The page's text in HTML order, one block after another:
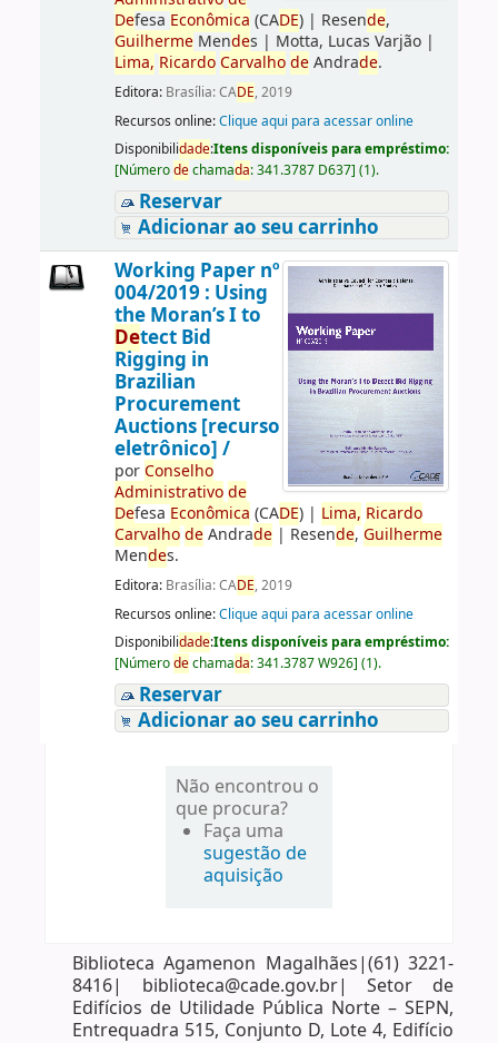
Defesa Econômica (CADE)| Resende,
GuilhermeMendes | Motta, Lucas Varjão|
Lima, Ricardo Carvalho deAndrade.
Editora: Brasília: CADE, 2019
Recursos online:Clique aqui para acessar online
Disponibilidade:Itens disponíveis para empréstimo:
[Númerodechamada:341.3787 D637] (1).
Reservar
Adicionar ao seu carrinho
Working Paper nº
004/2019 : Using
the Moran’s I to
Detect Bid
Rigging in
Brazilian
Procurement
Auctions [recurso
eletrônico] /
porConselho
Administrativo de
Defesa Econômica (CADE)| Lima, Ricardo
Carvalho deAndrade| Resende, Guilherme
Mendes.
Editora: Brasília: CADE, 2019
Recursos online:Clique aqui para acessar online
Disponibilidade:Itens disponíveis para empréstimo:
[Númerodechamada:341.3787 W926] (1).
Reservar
Adicionar ao seu carrinho
Não encontrou o
que procura?
Faça uma
sugestão de
aquisição
Biblioteca Agamenon Magalhães|(61) 3221-
8416| biblioteca@cade.gov.br| Setor de
Edifícios de Utilidade Pública Norte – SEPN,
Entrequadra 515, Conjunto D, Lote 4, Edifício